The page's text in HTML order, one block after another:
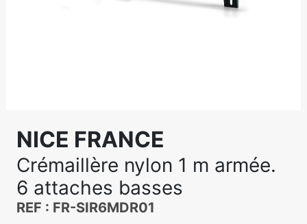
NICE FRANCE
Crémaillère nylon 1 m armée.
6 attaches basses
REF : FR-SIR6MDR01